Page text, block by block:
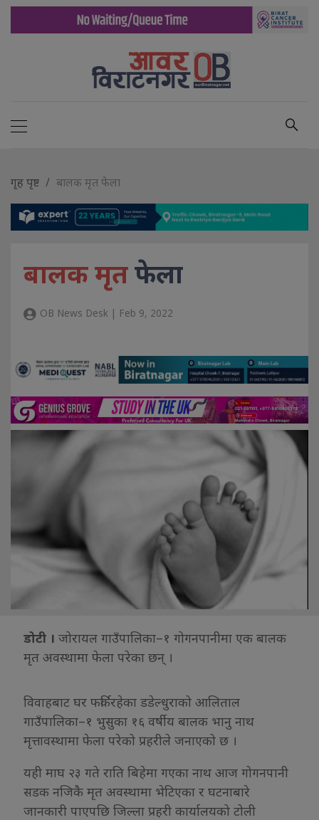
गृह पृष्ट बालक मृत फेला
बालक मृतफेला
OB News Desk | Feb 9, 2022
डोटी । जोरायल गाउँपालिका–१ गोगनपानीमा एक बालक
मृत अवस्थामा फेला परेका छन् ।
विवाहबाट घर फर्किरहेका डडेल्धुराको आलिताल
गाउँपालिका–१ भुसुका १६ वर्षीय बालक भानु नाथ
मृत्तावस्थामा फेला परेको प्रहरीले जनाएको छ ।
यही माघ २३ गते राति बिहेमा गएका नाथ आज गोगनपानी
सडक नजिकै मृत अवस्थामा भेटिएका र घटनाबारे
जानकारी पाएपछि जिल्ला प्रहरी कार्यालयको टोली